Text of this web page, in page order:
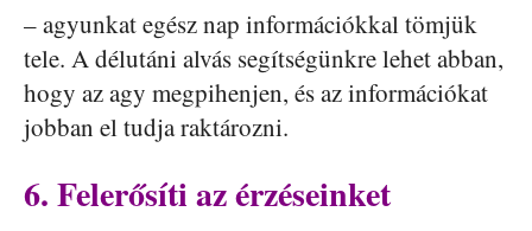
– agyunkat egész nap információkkal tömjük
tele. A délutáni alvás segítségünkre lehet abban,
hogy az agy megpihenjen, és az információkat
jobban el tudja raktározni.
6. Felerősíti az érzéseinket